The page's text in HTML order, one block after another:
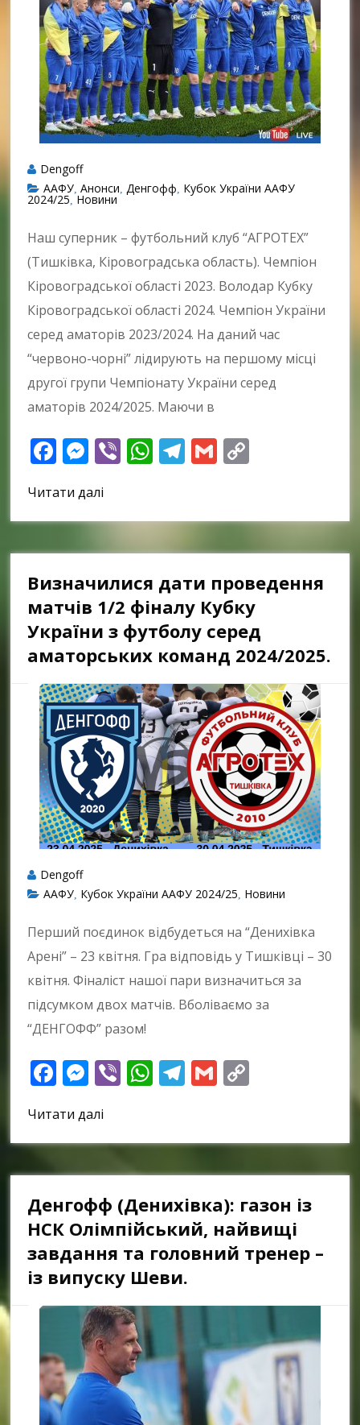
Dengoff
ААФУ Анонси Денгофф Кубок України ААФУ
2024/25 Новини
Наш суперник – футбольний клуб “АГРОТЕХ”
(Тишківка, Кіровоградська область). Чемпіон
Кіровоградської області 2023. Володар Кубку
Кіровоградської області 2024. Чемпіон України
серед аматорів 2023/2024. На даний час
“червоно-чорні” лідирують на першому місці
другої групи Чемпіонату України серед
аматорів 2024/2025. Маючи в
Facebook
Messenger
ViberWhatsApp
Telegram
Gmail
Читати далі
Визначилися дати проведення
матчів 1/2 фіналу Кубку
України з футболу серед
аматорських команд 2024/2025.
Dengoff
ААФУ Кубок України ААФУ 2024/25 Новини
Перший поєдинок відбудеться на “Денихівка
Арені” – 23 квітня. Гра відповідь у Тишківці – 30
квітня. Фіналіст нашої пари визначиться за
підсумком двох матчів. Вболіваємо за
“ДЕНГОФФ” разом!
Facebook
Messenger
ViberWhatsApp
Telegram
Gmail
Читати далі
Денгофф (Денихівка): газон із
НСК Олімпійський, найвищі
завдання та головний тренер –
із випуску Шеви.